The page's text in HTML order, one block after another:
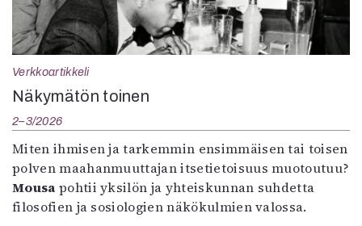
Verkkoartikkeli
Näkymätön toinen
2–3/2026
Miten ihmisen ja tarkemmin ensimmäisen tai toisen
polven maahanmuuttajan itsetietoisuus muotoutuu?
Mousa pohtii yksilön ja yhteiskunnan suhdetta
filosofien ja sosiologien näkökulmien valossa.